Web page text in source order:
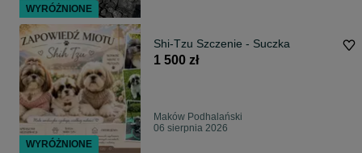
Shi-Tzu Szczenie - Suczka
1 500 zł
Maków Podhalański
06 sierpnia 2026
WYRÓŻNIONE
WYRÓŻNIONE